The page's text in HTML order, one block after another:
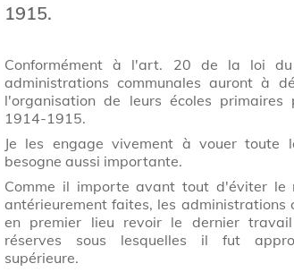
1915.
Conformément à l'art. 20 de la loi
administrations communales auront à
l'organisation de leurs écoles primaires
1914-1915.
Je les engage vivement à vouer toute
besogne aussi importante.
Comme il importe avant tout d'éviter le
antérieurement faites, les administrations
en premier lieu revoir le dernier
réserves sous lesquelles il fut
supérieure.